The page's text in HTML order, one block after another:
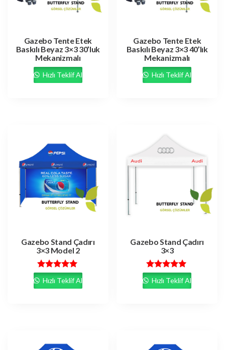
Gazebo Tente Etek
Baskılı Beyaz 3×3 30’luk
Mekanizmalı
Hızlı Teklif Al
Gazebo Tente Etek
Baskılı Beyaz 3×3 40’lık
Mekanizmalı
Hızlı Teklif Al
Gazebo Stand Çadırı
3×3 Model 2
5 üzerinden
5.00
oy aldı
Hızlı Teklif Al
Gazebo Stand Çadırı
3×3
5 üzerinden
5.00
oy aldı
Hızlı Teklif Al